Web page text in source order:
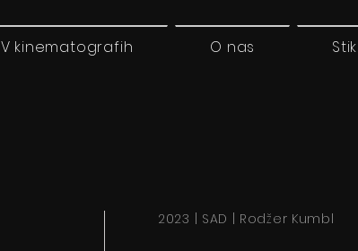
V kinematografih O nas Stik
2023 | SAD | Rodžer Kumbl